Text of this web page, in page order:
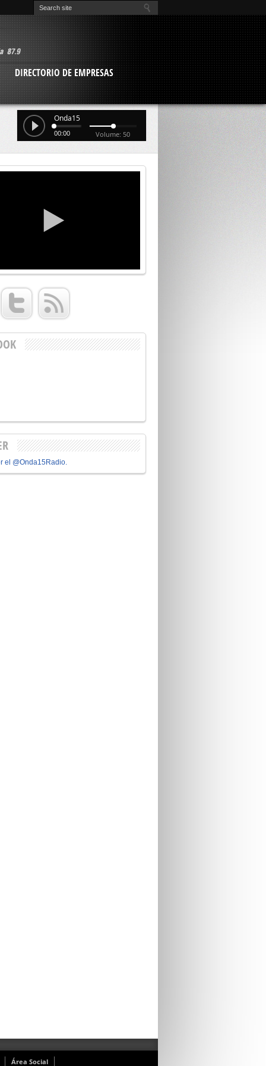
DIRECTORIO DE EMPRESAS
Onda15
00:00 Volume: 50
el @Onda15Radio.
Área Social